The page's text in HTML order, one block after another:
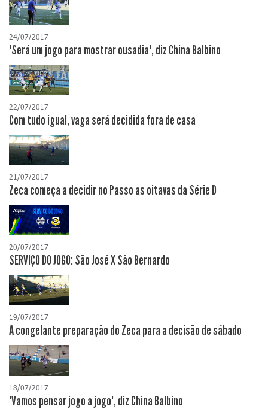
24/07/2017
"Será um jogo para mostrar ousadia", diz China Balbino
22/07/2017
Com tudo igual, vaga será decidida fora de casa
21/07/2017
Zeca começa a decidir no Passo as oitavas da Série D
20/07/2017
SERVIÇO DO JOGO: São José X São Bernardo
19/07/2017
A congelante preparação do Zeca para a decisão de sábado
18/07/2017
"Vamos pensar jogo a jogo", diz China Balbino